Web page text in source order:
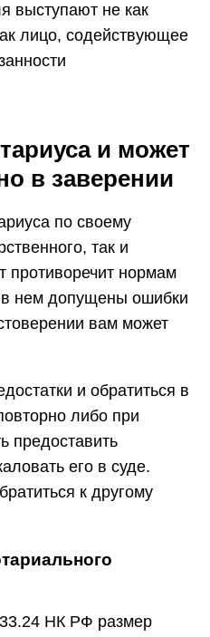
выступают не как
лицо, содействующее
и может
в заверении
по своему
так и
противоречит нормам
в нем допущены ошибки
вам может
и обратиться в
либо при
предоставить
его в суде.
к другому
НК РФ размер